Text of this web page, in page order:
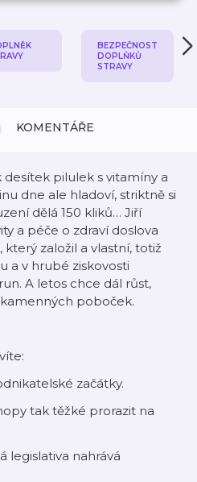
BEZPEČNOST
DOPLŇKŮ
STRAVY
KOMENTÁŘE
pilulek s vitamíny a
dne ale hladoví, striktně si
dělá 150 kliků… Jiří
a péče o zdraví doslova
který založil a vlastní, totiž
a v hrubé ziskovosti
A letos chce dál růst,
poboček.
začátky.
tak těžké prorazit na
legislativa nahrává